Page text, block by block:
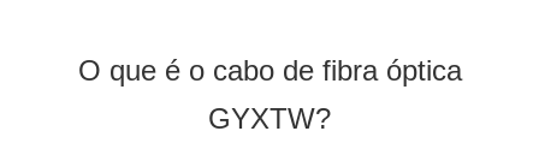
O que é o cabo de fibra óptica
GYXTW?